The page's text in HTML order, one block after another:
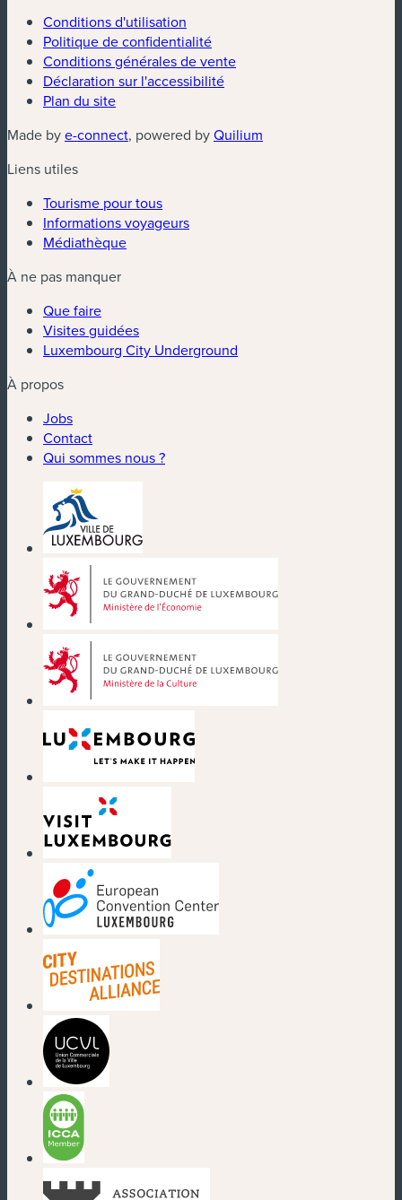
Conditions d'utilisation
Politique de confidentialité
Conditions générales de vente
Déclaration sur l'accessibilité
Plan du site
Made bye-connect(nouvelle fenêtre)
, powered byQuilium
Liens utiles
Tourisme pour tous
Informations voyageurs
Médiathèque
À ne pas manquer
Que faire
Visites guidées
Luxembourg City Underground
À propos
Jobs
Contact
Qui sommes nous ?